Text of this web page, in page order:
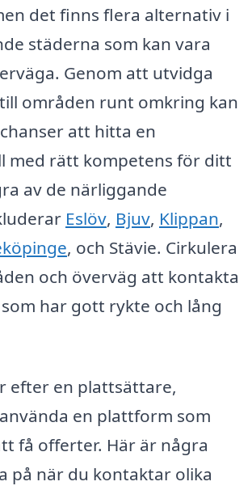
det finns flera alternativ i
städerna som kan vara
Genom att utvidga
områden runt omkring kan
att hitta en
med rätt kompetens för ditt
av de närliggande
Eslöv, Bjuv, Klippan,
, och Stävie. Cirkulera
och överväg att kontakta
har gott rykte och lång
efter en plattsättare,
en plattform som
få offerter. Här är några
på när du kontaktar olika